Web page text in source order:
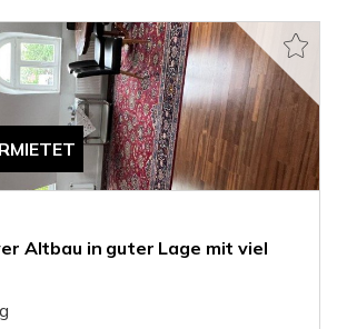
Altbau in guter Lage mit viel